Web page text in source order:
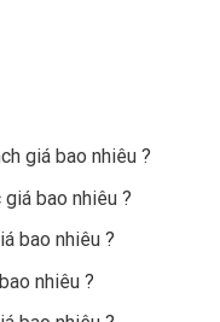
giá bao nhiêu ?
bao nhiêu ?
bao nhiêu ?
nhiêu ?